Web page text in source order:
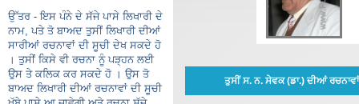
ਉੱਤਰ - ਇਸ ਪੰਨੇ ਦੇ ਸੱਜੇ ਪਾਸੇ ਲਿਖਾਰੀ ਦੇ
ਨਾਮ, ਪਤੇ ਤੋ ਬਾਅਦ ਤੁਸੀਂ ਲਿਖਾਰੀ ਦੀਆਂ
ਸਾਰੀਆਂ ਰਚਨਾਵਾਂ ਦੀ ਸੂਚੀ ਦੇਖ ਸਕਦੇ ਹੋ
। ਤੁਸੀਂ ਕਿਸੇ ਵੀ ਰਚਨਾ ਨੂੰ ਪੜ੍ਹਨ ਲਈ
ਉਸ ਤੇ ਕਲਿਕ ਕਰ ਸਕਦੇ ਹੋ । ਉਸ ਤੋ
ਬਾਅਦ ਲਿਖਾਰੀ ਦੀਆਂ ਰਚਨਾਵਾਂ ਦੀ ਸੂਚੀ
ਤੁਸੀਂ ਸ. ਨ. ਸੇਵਕ (ਡਾ.) ਦੀਆਂ